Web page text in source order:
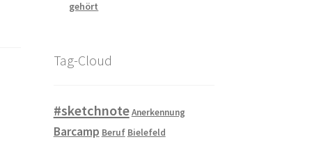
gehört
Tag-Cloud
#sketchnoteAnerkennung
Barcamp Beruf Bielefeld